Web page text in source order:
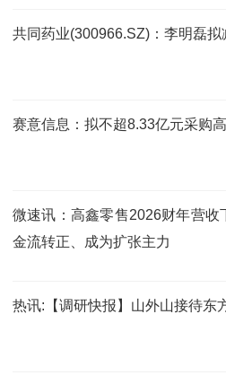
共同药业(300966.SZ)：李明磊
赛意信息：拟不超8.33亿元采购
微速讯：高鑫零售2026财年营收
金流转正、成为扩张主力
热讯:【调研快报】山外山接待东